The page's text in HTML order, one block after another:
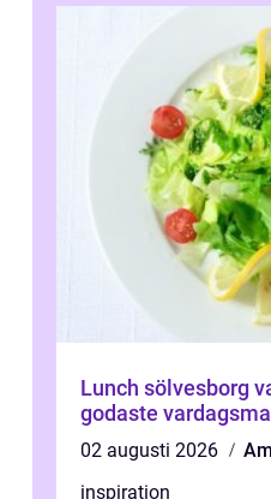
Lunch sölvesborg var hittar man den
godaste
02 augusti 2026
inspiration